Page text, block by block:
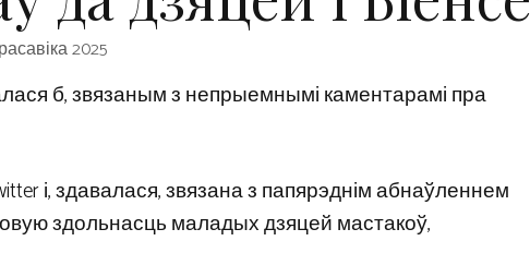
2025
б, звязаным з непрыемнымі каментарамі пра
і, здавалася, звязана з папярэднім абнаўленнем
здольнасць маладых дзяцей мастакоў,